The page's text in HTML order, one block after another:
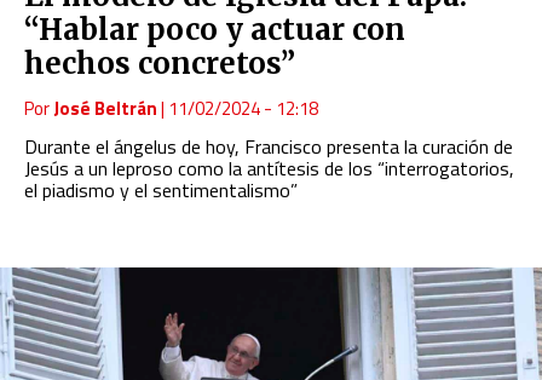
“Hablar poco y actuar con
hechos concretos”
PorJosé Beltrán| 11/02/2024 - 12:18
Durante el ángelus de hoy, Francisco presenta la curación de
Jesús a un leproso como la antítesis de los “interrogatorios,
el piadismo y el sentimentalismo”